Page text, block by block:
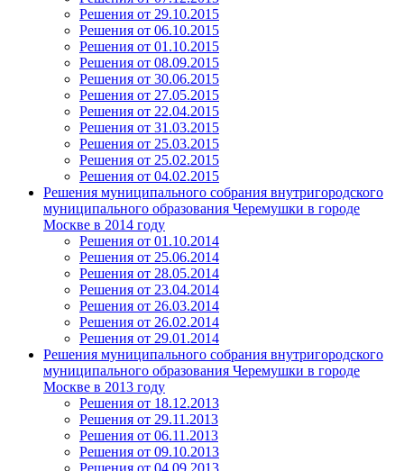
Решения от 29.10.2015
Решения от 06.10.2015
Решения от 01.10.2015
Решения от 08.09.2015
Решения от 30.06.2015
Решения от 27.05.2015
Решения от 22.04.2015
Решения от 31.03.2015
Решения от 25.03.2015
Решения от 25.02.2015
Решения от 04.02.2015
Решения муниципального собрания внутригородского
муниципального образования Черемушки в городе
Москве в 2014 году
Решения от 01.10.2014
Решения от 25.06.2014
Решения от 28.05.2014
Решения от 23.04.2014
Решения от 26.03.2014
Решения от 26.02.2014
Решения от 29.01.2014
Решения муниципального собрания внутригородского
муниципального образования Черемушки в городе
Москве в 2013 году
Решения от 18.12.2013
Решения от 29.11.2013
Решения от 06.11.2013
Решения от 09.10.2013
Решения от 04.09.2013